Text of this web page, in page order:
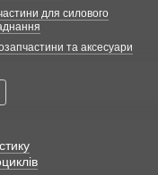
для силового
та аксесуари